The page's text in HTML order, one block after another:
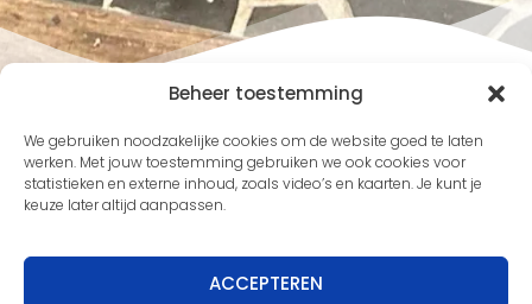
Beheer toestemming
We gebruiken noodzakelijke cookies om de website goed te laten
werken. Met jouw toestemming gebruiken we ook cookies voor
statistieken en externe inhoud, zoals video’s en kaarten. Je kunt je
keuze later altijd aanpassen.
ACCEPTEREN